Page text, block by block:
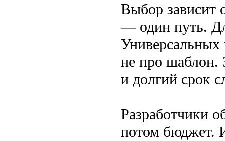
Выбор зависит
— один путь.
не про шаблон.
и долгий срок
Разработчики
потом бюджет.